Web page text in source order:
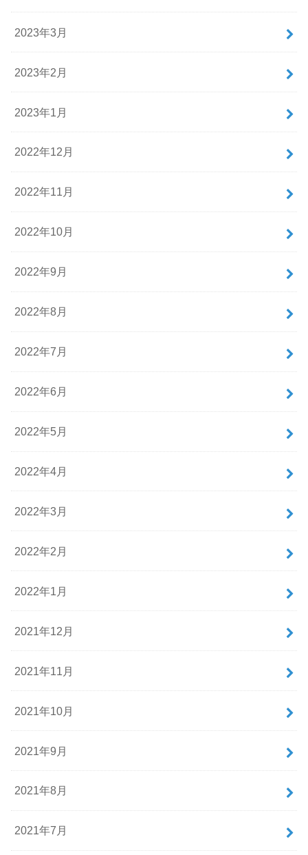
2023年3月
2023年2月
2023年1月
2022年12月
2022年11月
2022年10月
2022年9月
2022年8月
2022年7月
2022年6月
2022年5月
2022年4月
2022年3月
2022年2月
2022年1月
2021年12月
2021年11月
2021年10月
2021年9月
2021年8月
2021年7月